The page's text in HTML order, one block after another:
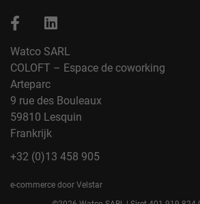
Watco SARL
COLOFT – Espace de coworking
Arteparc
9 rue des Bouleaux
59810 Lesquin
Frankrijk
+32 (0)13 458 905
e-commerce door Velstar